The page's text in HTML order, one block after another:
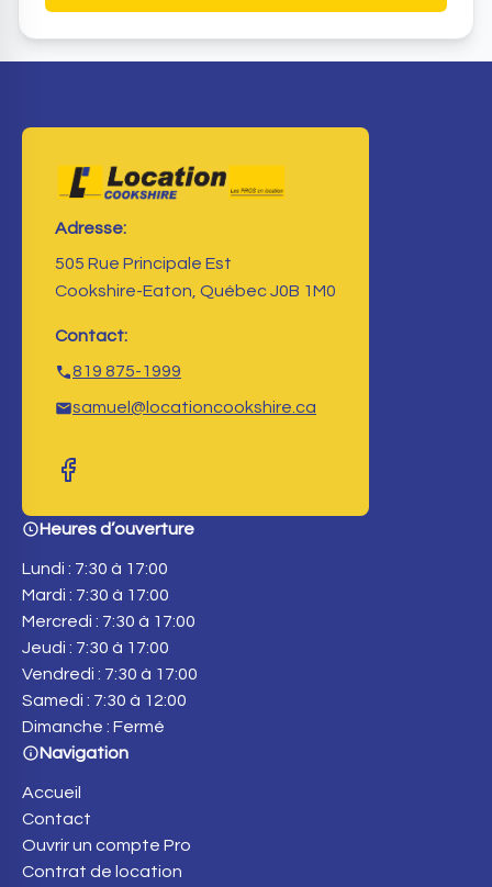
Adresse:
505 Rue Principale Est
Cookshire-Eaton, Québec J0B 1M0
Contact:
819 875-1999
samuel@locationcookshire.ca
Heures d’ouverture
Lundi : 7:30 à 17:00
Mardi : 7:30 à 17:00
Mercredi : 7:30 à 17:00
Jeudi : 7:30 à 17:00
Vendredi : 7:30 à 17:00
Samedi : 7:30 à 12:00
Dimanche : Fermé
Navigation
Accueil
Contact
Ouvrir un compte Pro
Contrat de location